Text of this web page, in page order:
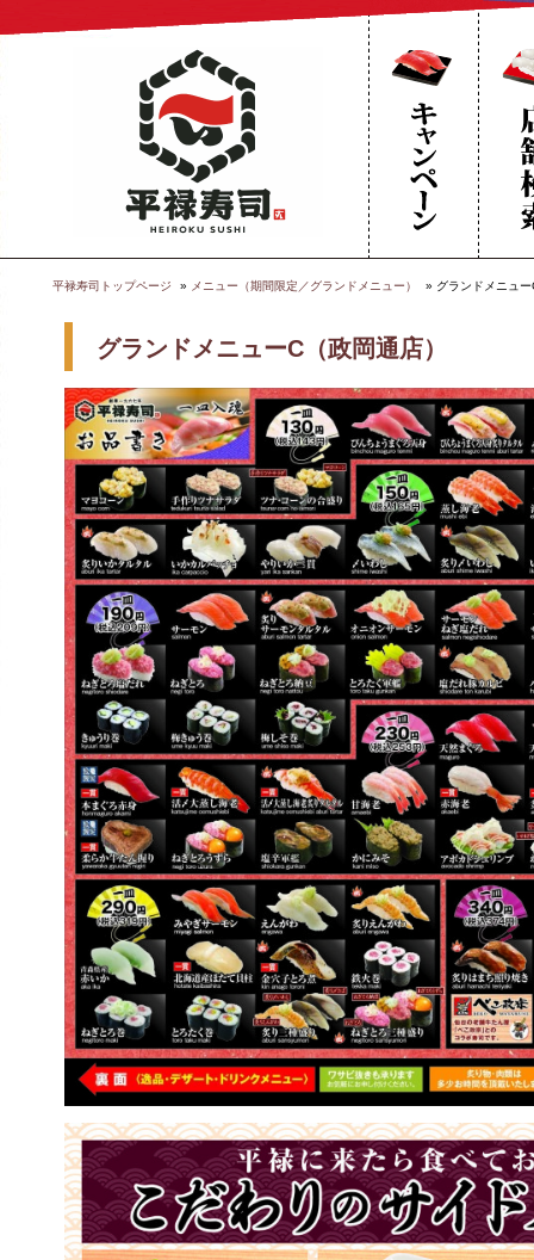
平禄寿司トップページ メニュー（期間限定／グランドメニュー） グランドメニュ
グランドメニューC（政岡通店）